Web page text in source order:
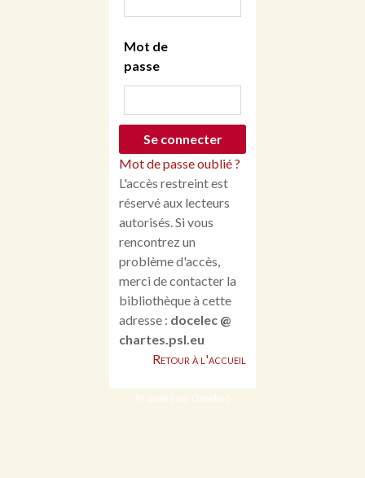
Mot de
passe
Mot de passe oublié ?
L'accès restreint est
réservé aux lecteurs
autorisés. Si vous
rencontrez un
problème d'accès,
merci de contacter la
bibliothèque à cette
adresse : docelec @
chartes.psl.eu
Retour à l'accueil
Propulsé par Omeka S